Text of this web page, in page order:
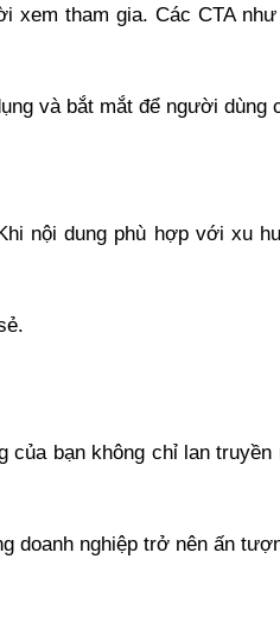
xem tham gia. Các CTA
và bắt mắt để người dùng
nội dung phù hợp với xu
bạn không chỉ lan truyền
doanh nghiệp trở nên ấn